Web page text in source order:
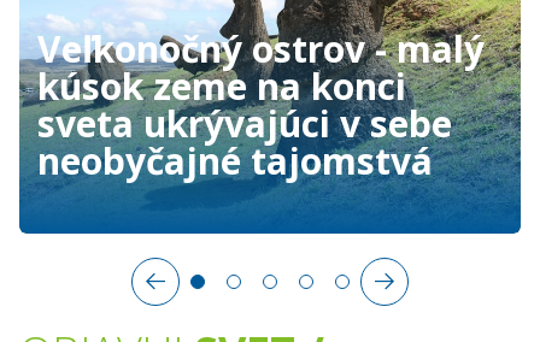
Veľkonočný ostrov - malý
kúsok zeme na konci
sveta ukrývajúci v sebe
neobyčajné tajomstvá